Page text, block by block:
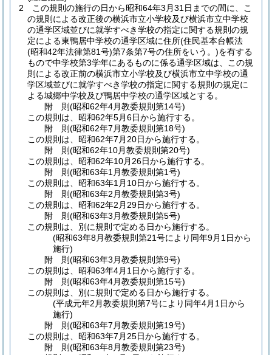
2
この規則の施行の日から昭和64年3月31日までの間に、こ
の規則による改正後の横浜市立小学校及び横浜市立中学校
の通学区域並びに就学すべき学校の指定に関する規則の規
定による東鴨居中学校の通学区域に住所(住民基本台帳法
(昭和42年法律第81号)第7条第7号の住所をいう。)を有する
もので中学校第3学年にあるものに係る通学区域は、この規
則による改正前の横浜市立小学校及び横浜市立中学校の通
学区域並びに就学すべき学校の指定に関する規則の規定に
よる城郷中学校及び鴨居中学校の通学区域とする。
附 則(昭和62年4月教委規則第14号)
この規則は、昭和62年5月6日から施行する。
附 則(昭和62年7月教委規則第18号)
この規則は、昭和62年7月20日から施行する。
附 則(昭和62年10月教委規則第20号)
この規則は、昭和62年10月26日から施行する。
附 則(昭和63年1月教委規則第1号)
この規則は、昭和63年1月10日から施行する。
附 則(昭和63年2月教委規則第3号)
この規則は、昭和62年2月29日から施行する。
附 則(昭和63年3月教委規則第5号)
この規則は、別に規則で定める日から施行する。
(昭和63年8月教委規則第21号により同年9月1日から
施行)
附 則(昭和63年3月教委規則第9号)
この規則は、昭和63年4月1日から施行する。
附 則(昭和63年4月教委規則第15号)
この規則は、別に規則で定める日から施行する。
(平成元年2月教委規則第7号により同年4月1日から
施行)
附 則(昭和63年7月教委規則第19号)
この規則は、昭和63年7月25日から施行する。
附 則(昭和63年8月教委規則第23号)